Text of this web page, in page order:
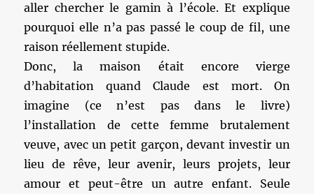
aller chercher le gamin à l’école. Et explique
pourquoi elle n’a pas passé le coup de fil, une
raison réellement stupide.
Donc, la maison était encore vierge
d’habitation quand Claude est mort. On
imagine (ce n’est pas dans le livre)
l’installation de cette femme brutalement
veuve, avec un petit garçon, devant investir un
lieu de rêve, leur avenir, leurs projets, leur
amour et peut-être un autre enfant. Seule